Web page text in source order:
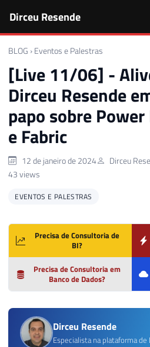
Dirceu Resende
BLOG › Eventos e Palestras
[Live 11/06] -
Dirceu Resende
papo sobre
e Fabric
12 de janeiro de 2024 Dirceu
43 views
EVENTOS E PALESTRAS
Precisa de Consultoria de
BI?
Precisa de Consultoria em
Banco de Dados?
Dirceu Resende
Especialista na plataforma